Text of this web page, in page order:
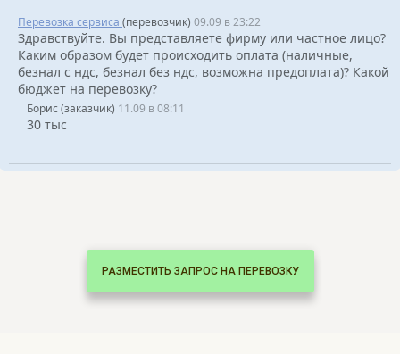
Перевозка сервиса (перевозчик) 09.09 в 23:22
Здравствуйте. Вы представляете фирму или частное лицо?
Каким образом будет происходить оплата (наличные,
безнал с ндс, безнал без ндс, возможна предоплата)? Какой
бюджет на перевозку?
Борис (заказчик) 11.09 в 08:11
30 тыс
РАЗМЕСТИТЬ ЗАПРОС НА ПЕРЕВОЗКУ